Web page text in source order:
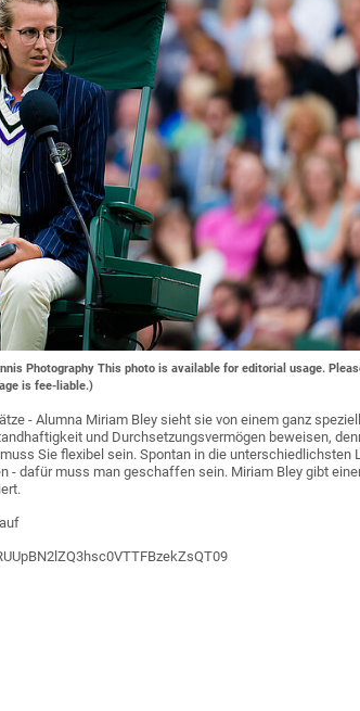
Photography This photo is available for editorial usage.
is fee-liable.)
- Alumna Miriam Bley sieht sie von einem ganz
und Durchsetzungsvermögen beweisen,
Sie flexibel sein. Spontan in die unterschiedlichsten
- dafür muss man geschaffen sein. Miriam Bley gibt